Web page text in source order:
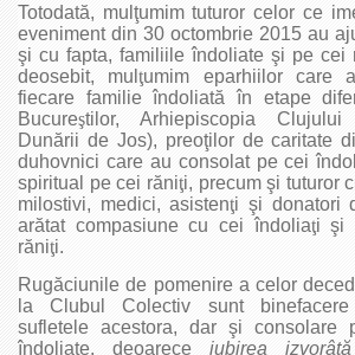
Totodată, mulţumim tuturor celor ce
eveniment din 30 octombrie 2015 au
şi cu fapta, familiile îndoliate şi pe cei
deosebit, mulţumim eparhiilor care
fiecare familie îndoliată în etape
Bucureştilor, Arhiepiscopia Clujului
Dunării de Jos), preoţilor de caritate
duhovnici care au consolat pe cei
spiritual pe cei răniţi, precum şi tuturor
milostivi, medici, asistenţi şi donatori
arătat compasiune cu cei îndoliaţi şi
răniţi.
Rugăciunile de pomenire a celor
la Clubul Colectiv sunt
sufletele acestora, dar şi consolare
îndoliate, deoarece iubirea